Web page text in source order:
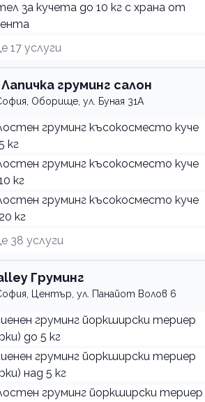
за кучета до 10 кг с храна от
17 услуги
груминг салон
Оборище, ул. Буная 31А
груминг късокосместо куче
кг
груминг късокосместо куче
кг
груминг късокосместо куче
кг
38 услуги
Груминг
Център, ул. Панайот Волов 6
груминг йоркширски териер
до 5 кг
груминг йоркширски териер
над 5 кг
груминг йоркширски териер